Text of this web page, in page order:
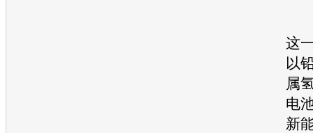
这
以
属
电
新